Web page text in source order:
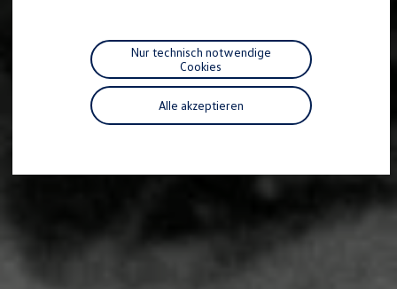
Individualisieren
Wallbox und Ladekabel
Digitale Extras
Dienste für Ihr Modell finden
Volkswagen Apps, Login und Shop
Handy und Fahrzeug verbinden
Vorgängermodelle
Assistenzsysteme
Alle akzeptieren
Nur technisch notwendige
Cookies